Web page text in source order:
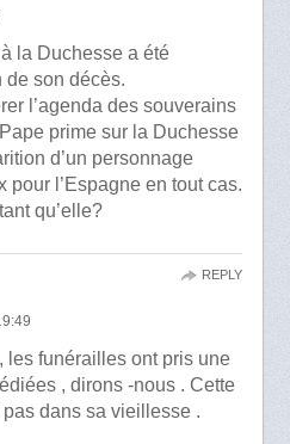
la Duchesse a été
son décès.
l’agenda des souverains
prime sur la Duchesse
d’un personnage
pour l’Espagne en tout cas.
qu’elle?
les funérailles ont pris une
, dirons -nous . Cette
pas dans sa vieillesse .
REPLY